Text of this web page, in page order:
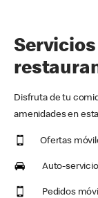
Disfruta de tu
amenidades en
Ofertas
Auto-servicio
Pedidos